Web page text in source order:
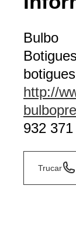
Bulbo
http://
932
Trucar